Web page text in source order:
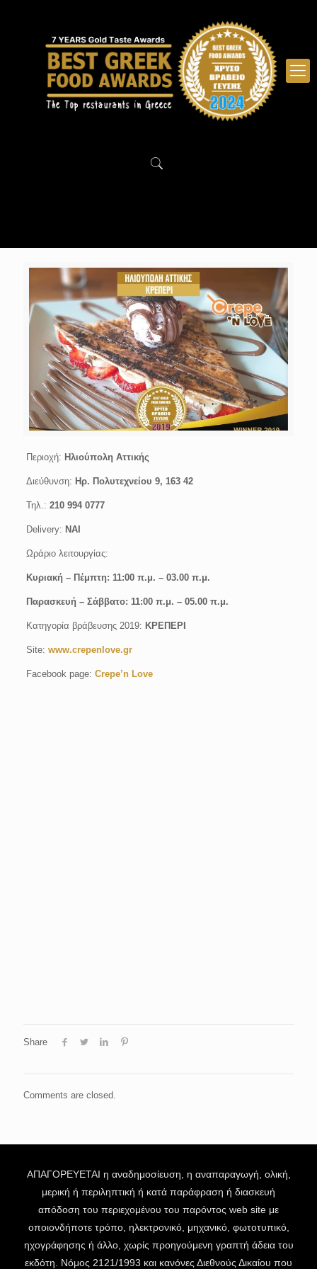
Περιοχή: Ηλιούπολη Αττικής
Διεύθυνση: Ηρ. Πολυτεχνείου 9, 163 42
Τηλ.: 210 994 0777
Delivery: ΝΑΙ
Ωράριο λειτουργίας:
Κυριακή – Πέμπτη: 11:00 π.μ. – 03.00 π.μ.
Παρασκευή – Σάββατο: 11:00 π.μ. – 05.00 π.μ.
Κατηγορία βράβευσης 2019: ΚΡΕΠΕΡΙ
Site: www.crepenlove.gr
Facebook page: Crepe’n Love
Share
Comments are closed.
ΑΠΑΓΟΡΕΥΕΤΑΙ η αναδημοσίευση, η αναπαραγωγή, ολική,
μερική ή περιληπτική ή κατά παράφραση ή διασκευή
απόδοση του περιεχομένου του παρόντος web site με
οποιονδήποτε τρόπο, ηλεκτρονικό, μηχανικό, φωτοτυπικό,
ηχογράφησης ή άλλο, χωρίς προηγούμενη γραπτή άδεια του
εκδότη. Νόμος 2121/1993 και κανόνες Διεθνούς Δικαίου που